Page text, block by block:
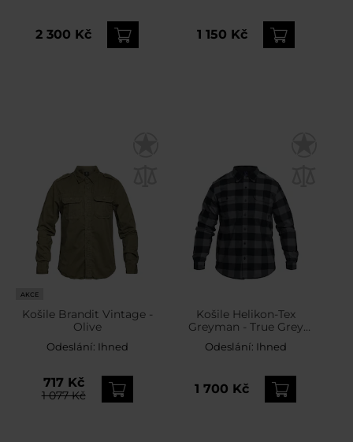
2 300 Kč 1 150 Kč
AKCE
Košile Brandit Vintage -
Olive
Odeslání: Ihned
717 Kč
1 077 Kč
Košile Helikon-Tex
Greyman - True Grey
Checkered
Odeslání: Ihned
1 700 Kč